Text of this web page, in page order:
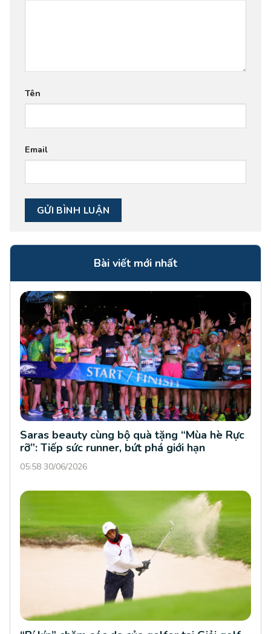
Tên
Email
Bài viết mới nhất
Saras beauty cùng bộ quà tặng “Mùa hè Rực
rỡ”: Tiếp sức runner, bứt phá giới hạn
05:58 30/06/2026